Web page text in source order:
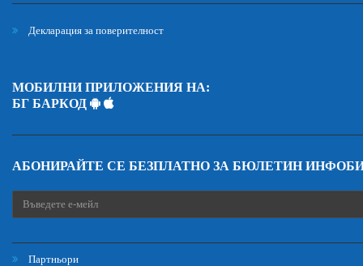
Декларация за поверителност
МОБИЛНИ ПРИЛОЖЕНИЯ НА:
БГ БАРКОД
АБОНИРАЙТЕ СЕ БЕЗПЛАТНО ЗА БЮЛЕТИН
Партньори